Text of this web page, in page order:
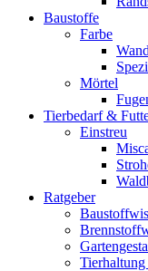
Baustoffe
Farbe
Mörtel
Tierbedarf &
Einstreu
Ratgeber